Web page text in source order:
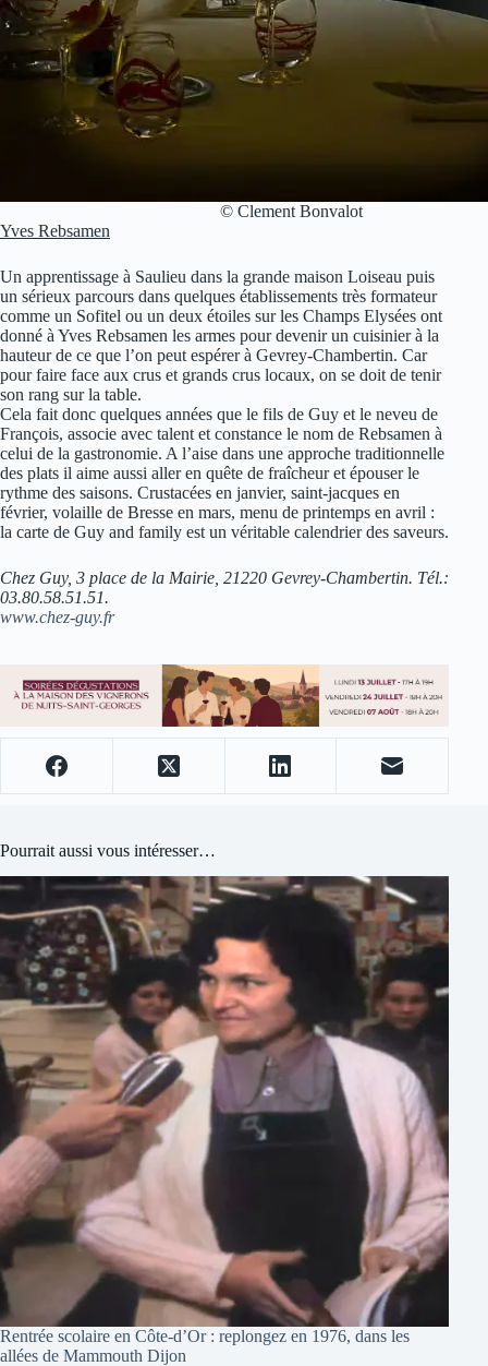
© Clement Bonvalot
Yves Rebsamen
Un apprentissage à Saulieu dans la grande maison Loiseau puis
un sérieux parcours dans quelques établissements très formateur
comme un Sofitel ou un deux étoiles sur les Champs Elysées ont
donné à Yves Rebsamen les armes pour devenir un cuisinier à la
hauteur de ce que l’on peut espérer à Gevrey-Chambertin. Car
pour faire face aux crus et grands crus locaux, on se doit de tenir
son rang sur la table.
Cela fait donc quelques années que le fils de Guy et le neveu de
François, associe avec talent et constance le nom de Rebsamen à
celui de la gastronomie. A l’aise dans une approche traditionnelle
des plats il aime aussi aller en quête de fraîcheur et épouser le
rythme des saisons. Crustacées en janvier, saint-jacques en
février, volaille de Bresse en mars, menu de printemps en avril :
la carte de Guy and family est un véritable calendrier des saveurs.
Chez Guy, 3 place de la Mairie, 21220 Gevrey-Chambertin. Tél.:
03.80.58.51.51.
www.chez-guy.fr
Pourrait aussi vous intéresser…
Rentrée scolaire en Côte-d’Or : replongez en 1976, dans les
allées de Mammouth Dijon